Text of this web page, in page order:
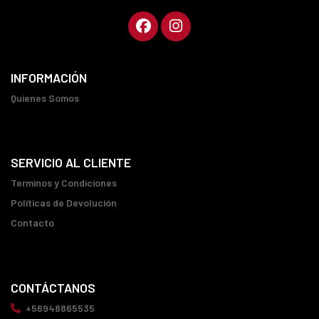
INFORMACIÓN
Quienes Somos
SERVICIO AL CLIENTE
Terminos y Condiciones
Políticas de Devolución
Contacto
CONTÁCTANOS
+56948865535